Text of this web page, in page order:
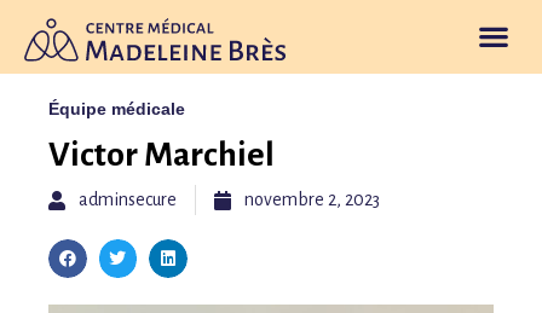
Équipe médicale
Victor Marchiel
adminsecure novembre 2, 2023